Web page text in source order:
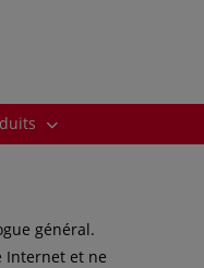
général.
Internet et ne